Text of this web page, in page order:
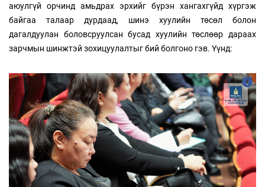
аюулгүй орчинд амьдрах эрхийг бүрэн хангахгүйд хүргэж
байгаа талаар дурдаад, шинэ хуулийн төсөл болон
дагалдуулан боловсруулсан бусад хуулийн төслөөр дараах
зарчмын шинжтэй зохицуулалтыг бий болгоно гэв. Үүнд: